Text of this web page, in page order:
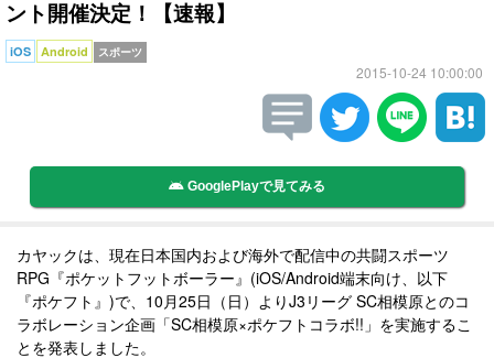
ント開催決定！【速報】
iOS Android スポーツ
2015-10-24 10:00:00
GooglePlayで見てみる
カヤックは、現在日本国内および海外で配信中の共闘スポーツ
RPG『ポケットフットボーラー』(iOS/Android端末向け、以下
『ポケフト』)で、10月25日（日）よりJ3リーグ SC相模原とのコ
ラボレーション企画「SC相模原×ポケフトコラボ!!」を実施するこ
とを発表しました。